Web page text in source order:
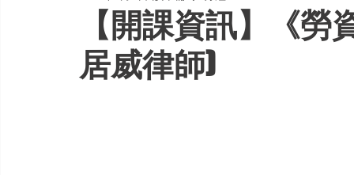
【開課資訊】《
居威律師)